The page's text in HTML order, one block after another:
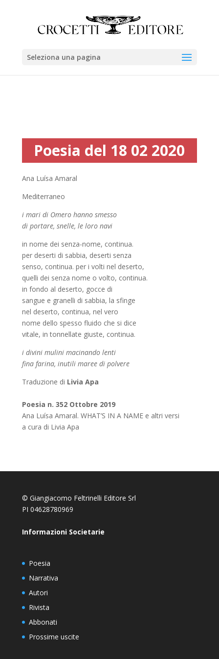
Seleziona una pagina
Poesia del 18 02 2020
Ana Luísa Amaral
Mediterraneo
i mari di Omero hanno smesso
di portare, snelle, le loro navi
in nome dei senza-nome, continua.
per deserti di sabbia, deserti senza
senso, continua. per i volti nel deserto,
quelli dei senza nome o volto, continua.
in fondo al deserto, gocce di
sangue e granelli di sabbia, la sfinge
nel deserto, continua, nel vero
nome dello spesso fluido che si dice
vitale, in tonnellate giuste, continua.
i divini mulini macinando lenti
fina farina, inutili maree di polvere
Traduzione di Livia Apa
Poesia n. 352 Ottobre 2019
Ana Luísa Amaral. WHAT’S IN A NAME e altri versi
a cura di Livia Apa
© Giangiacomo Feltrinelli Editore Srl
PI 04628780969
Informazioni Societarie
Poesia
Narrativa
Autori
Rivista
Abbonati
Prossime uscite